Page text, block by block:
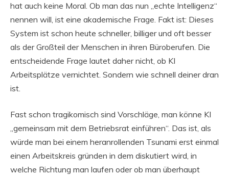
hat auch keine Moral. Ob man das nun „echte Intelligenz“
nennen will, ist eine akademische Frage. Fakt ist: Dieses
System ist schon heute schneller, billiger und oft besser
als der Großteil der Menschen in ihren Büroberufen. Die
entscheidende Frage lautet daher nicht, ob KI
Arbeitsplätze vernichtet. Sondern wie schnell deiner dran
ist.
Fast schon tragikomisch sind Vorschläge, man könne KI
„gemeinsam mit dem Betriebsrat einführen“. Das ist, als
würde man bei einem heranrollenden Tsunami erst einmal
einen Arbeitskreis gründen in dem diskutiert wird, in
welche Richtung man laufen oder ob man überhaupt